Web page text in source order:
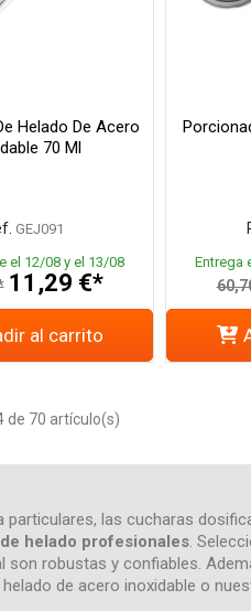
Helado De Acero
70 Ml
GEJ091
el 12/08 y el 13/08
11,29 €*
al carrito
Entrega
de 70 artículo(s)
las cucharas
helado profesionales.
robustas y confiables.
de acero inoxidable o